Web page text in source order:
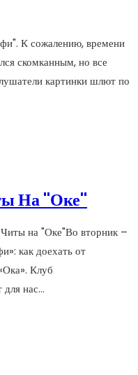
К сожалению, времени
скомканным, но все
картинки шлют по
На "Оке"
на "Оке"Во вторник –
как доехать от
Клуб
нас…